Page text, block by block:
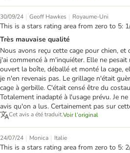
30/09/24 | Geoff Hawkes | Royaume-Uni
This is a stars rating area from zero to 5:
Très mauvaise qualité
Nous avons reçu cette cage pour chien,
j'ai commencé à m'inquiéter. Elle ne
ouvert la boîte, déballé et monté la cage,
je n'en revenais pas. Le grillage n'était
cage à gerbille. C'était censé être du
Totalement inadapté à l'usage prévu. Je
avis qu'on a lus. Certainement pas sur
Cet avis a été traduit.Voir l’original
24/07/24 | Monica | Italie
This is a stars rating area from zero to 5: